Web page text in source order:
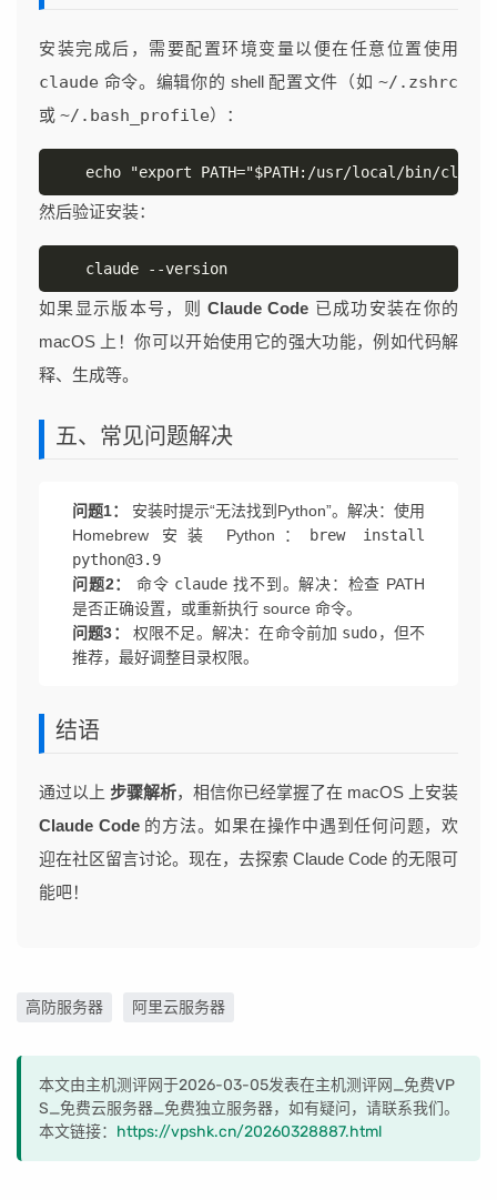
安装完成后，需要配置环境变量以便在任意位置使用
claude 命令。编辑你的 shell 配置文件（如 ~/.zshrc
或 ~/.bash_profile）：
echo "export PATH="$PATH:/usr/local/bin/
然后验证安装：
claude --version
如果显示版本号，则Claude Code 已成功安装在你的
macOS 上！你可以开始使用它的强大功能，例如代码解
释、生成等。
五、常见问题解决
问题1：
安装时提示“无法找到Python”。解决：使用
Homebrew 安装 Python：
brew install
python@3.9
问题2：
命令 claude 找不到。解决：检查 PATH
是否正确设置，或重新执行 source 命令。
问题3：
权限不足。解决：在命令前加 sudo，但不
推荐，最好调整目录权限。
结语
通过以上 步骤解析，相信你已经掌握了在 macOS 上安装
Claude Code的方法。如果在操作中遇到任何问题，欢
迎在社区留言讨论。现在，去探索 Claude Code 的无限可
能吧！
高防服务器 阿里云服务器
本文由主机测评网于2026-03-05发表在主机测评网_免费VP
S_免费云服务器_免费独立服务器，如有疑问，请联系我们。
本文链接： https://vpshk.cn/20260328887.html